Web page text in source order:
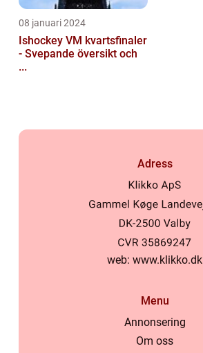
08 januari 2024
Ishockey VM kvartsfinaler
- Svepande översikt och
...
Adress
web: www.klikko.dk
Menu
Annonsering
Om oss